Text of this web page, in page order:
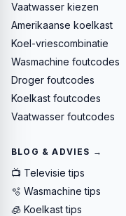
Vaatwasser kiezen
Amerikaanse koelkast
Koel-vriescombinatie
Wasmachine foutcodes
Droger foutcodes
Koelkast foutcodes
Vaatwasser foutcodes
BLOG & ADVIES →
📺 Televisie tips
🫧 Wasmachine tips
🧊 Koelkast tips